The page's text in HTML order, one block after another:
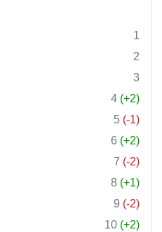
1
2
3
4 (+2)
5 (-1)
6 (+2)
7 (-2)
8 (+1)
9 (-2)
10 (+2)